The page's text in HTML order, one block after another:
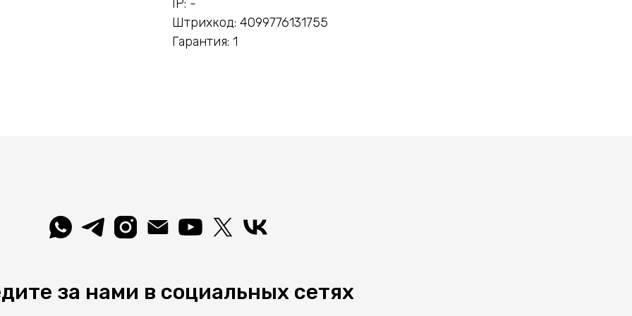
IP: -
Штрихкод: 4099776131755
Гарантия: 1
за нами в социальных сетях